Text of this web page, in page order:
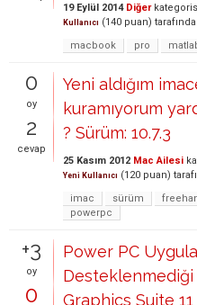
19 Eylül 2014 Diğer
Kullanıcı (140 puan)
macbook
pro
0
oy
2
cevap
Yeni aldığım
kuramıyorum
? Sürüm: 10.7.3
25 Kasım 2012 Mac Ailesi
Yeni Kullanıcı (120 puan)
imac
sürüm
powerpc
+3
oy
0
Power PC
Desteklenmediği
Graphics Suite 11